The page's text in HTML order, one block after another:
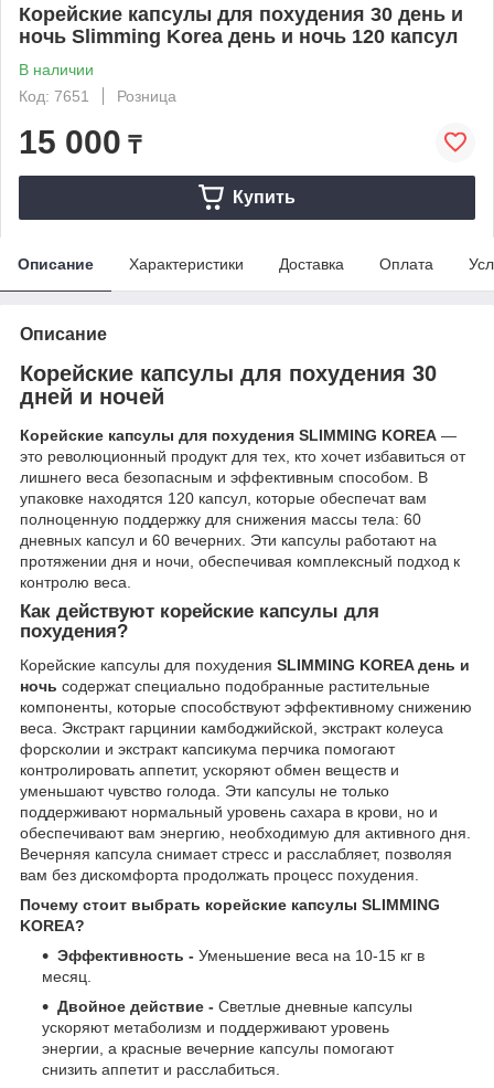
Корейские капсулы для похудения 30 день и
ночь Slimming Korea день и ночь 120 капсул
В наличии
Код: 7651
Розница
15 000 ₸
Купить
Описание Характеристики Доставка Оплата
Описание
Корейские капсулы для похудения 30
дней и ночей
Корейские капсулы для похудения SLIMMING KOREA —
это революционный продукт для тех, кто хочет избавиться от
лишнего веса безопасным и эффективным способом. В
упаковке находятся 120 капсул, которые обеспечат вам
полноценную поддержку для снижения массы тела: 60
дневных капсул и 60 вечерних. Эти капсулы работают на
протяжении дня и ночи, обеспечивая комплексный подход к
контролю веса.
Как действуют корейские капсулы для
похудения?
Корейские капсулы для похудения SLIMMING KOREA день и
ночь содержат специально подобранные растительные
компоненты, которые способствуют эффективному снижению
веса. Экстракт гарцинии камбоджийской, экстракт колеуса
форсколии и экстракт капсикума перчика помогают
контролировать аппетит, ускоряют обмен веществ и
уменьшают чувство голода. Эти капсулы не только
поддерживают нормальный уровень сахара в крови, но и
обеспечивают вам энергию, необходимую для активного дня.
Вечерняя капсула снимает стресс и расслабляет, позволяя
вам без дискомфорта продолжать процесс похудения.
Почему стоит выбрать корейские капсулы SLIMMING
KOREA?
Эффективность - Уменьшение веса на 10-15 кг в
месяц.
Двойное действие - Светлые дневные капсулы
ускоряют метаболизм и поддерживают уровень
энергии, а красные вечерние капсулы помогают
снизить аппетит и расслабиться.